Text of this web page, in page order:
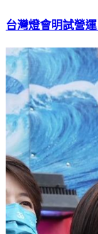
台灣燈會明試營